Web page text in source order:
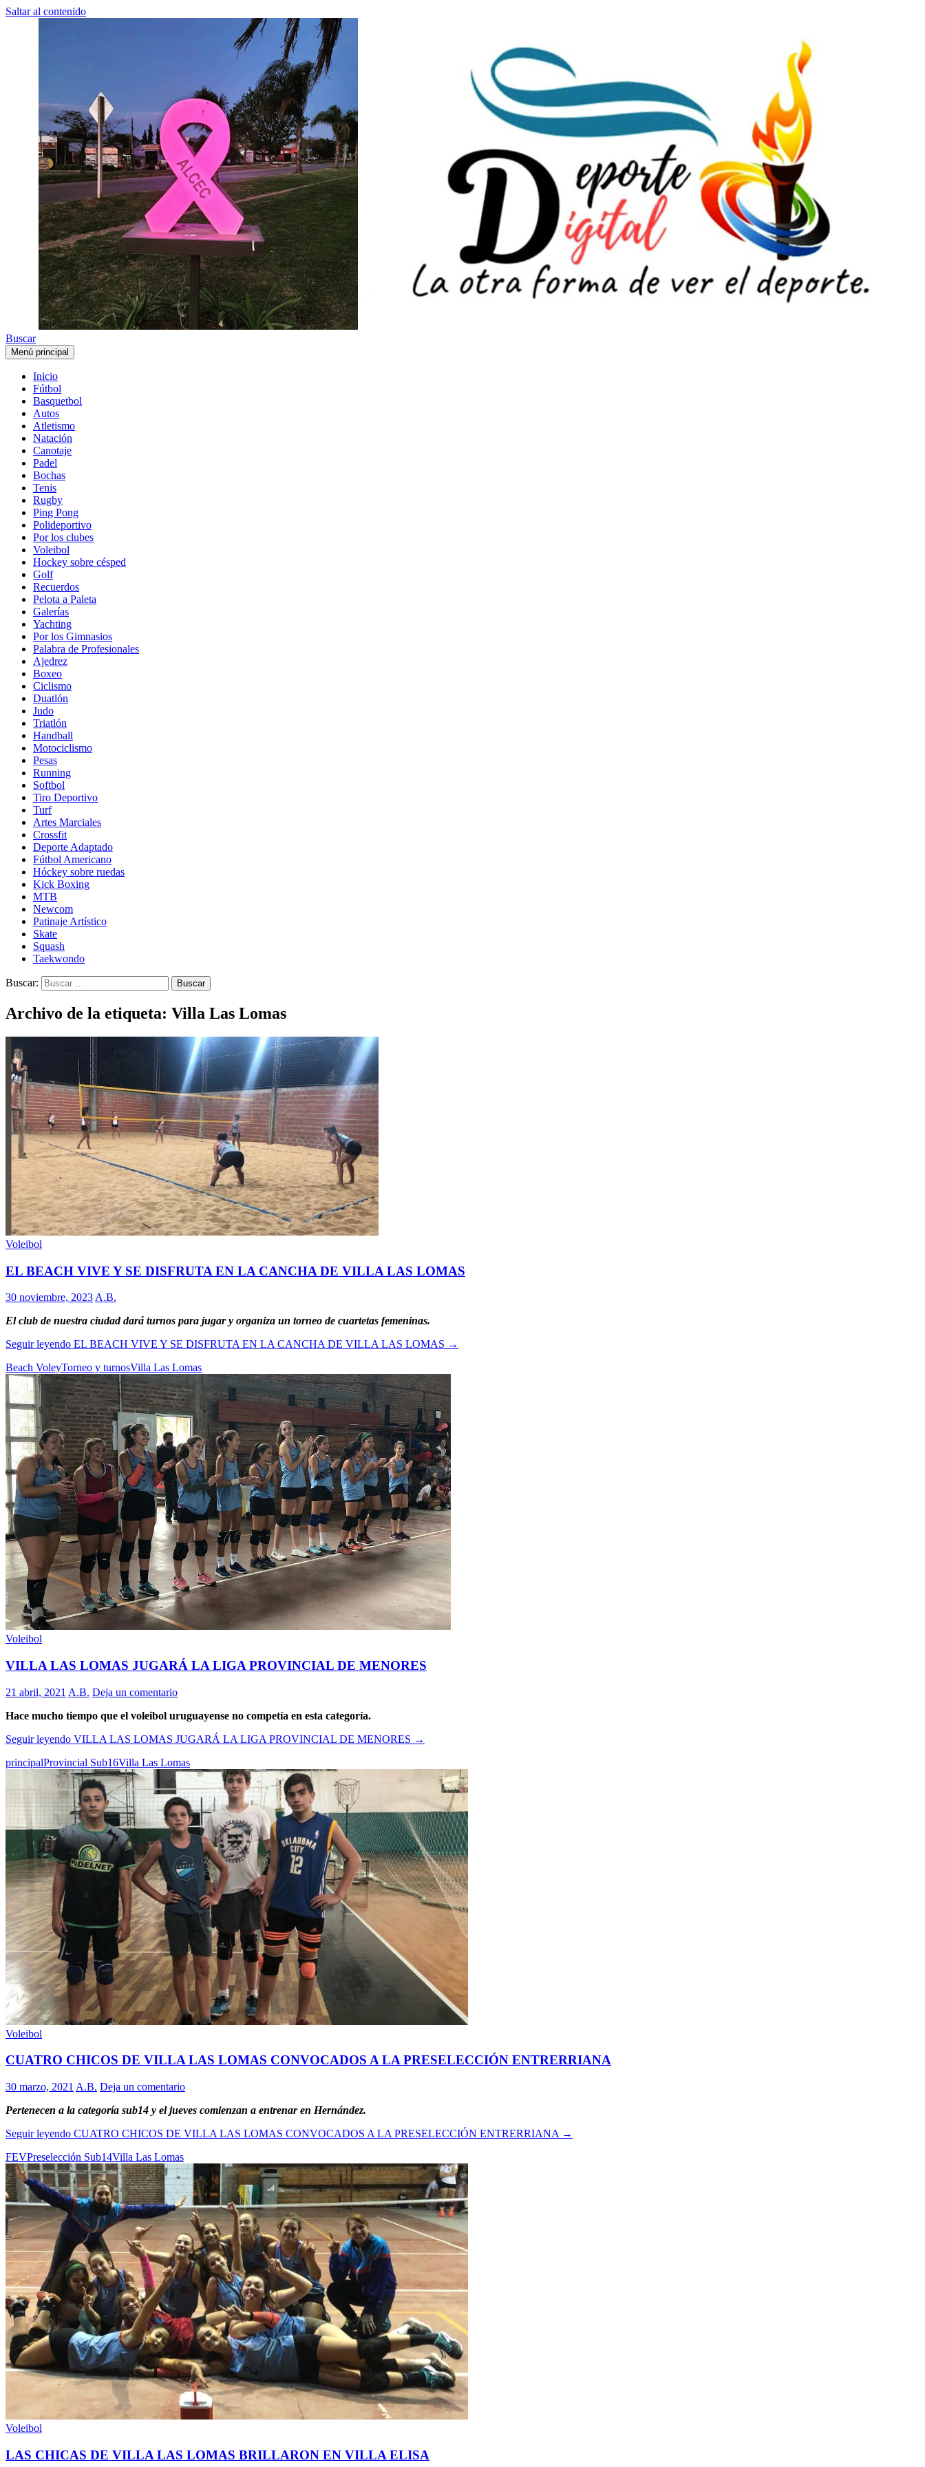
Saltar al contenido
Buscar
Menú principal
Inicio
Fútbol
Basquetbol
Autos
Atletismo
Natación
Canotaje
Padel
Bochas
Tenis
Rugby
Ping Pong
Polideportivo
Por los clubes
Voleibol
Hockey sobre césped
Golf
Recuerdos
Pelota a Paleta
Galerías
Yachting
Por los Gimnasios
Palabra de Profesionales
Ajedrez
Boxeo
Ciclismo
Duatlón
Judo
Triatlón
Handball
Motociclismo
Pesas
Running
Softbol
Tiro Deportivo
Turf
Artes Marciales
Crossfit
Deporte Adaptado
Fútbol Americano
Hóckey sobre ruedas
Kick Boxing
MTB
Newcom
Patinaje Artístico
Skate
Squash
Taekwondo
Buscar:
Archivo de la etiqueta: Villa Las Lomas
Voleibol
EL BEACH VIVE Y SE DISFRUTA EN LA CANCHA DE VILLA LAS LOMAS
30 noviembre, 2023 A.B.
El club de nuestra ciudad dará turnos para jugar y organiza un torneo de cuartetas femeninas.
Seguir leyendo EL BEACH VIVE Y SE DISFRUTA EN LA CANCHA DE VILLA LAS LOMAS →
Beach VoleyTorneo y turnosVilla Las Lomas
Voleibol
VILLA LAS LOMAS JUGARÁ LA LIGA PROVINCIAL DE MENORES
21 abril, 2021 A.B. Deja un comentario
Hace mucho tiempo que el voleibol uruguayense no competía en esta categoría.
Seguir leyendo VILLA LAS LOMAS JUGARÁ LA LIGA PROVINCIAL DE MENORES →
principalProvincial Sub16Villa Las Lomas
Voleibol
CUATRO CHICOS DE VILLA LAS LOMAS CONVOCADOS A LA PRESELECCIÓN ENTRERRIANA
30 marzo, 2021 A.B. Deja un comentario
Pertenecen a la categoría sub14 y el jueves comienzan a entrenar en Hernández.
Seguir leyendo CUATRO CHICOS DE VILLA LAS LOMAS CONVOCADOS A LA PRESELECCIÓN ENTRERRIANA →
FEVPreselección Sub14Villa Las Lomas
Voleibol
LAS CHICAS DE VILLA LAS LOMAS BRILLARON EN VILLA ELISA